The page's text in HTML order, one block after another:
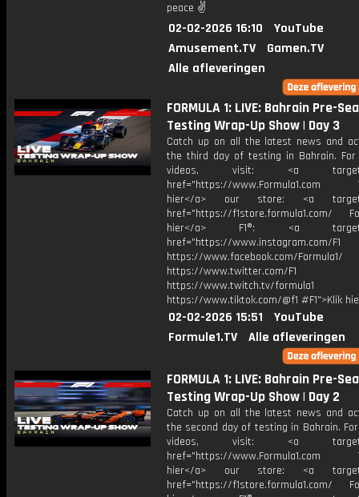
peace ✌
02-02-2026 16:10
YouTube
Amusement.TV
Gamen.TV
Alle afleveringen
FORMULA 1: LIVE: Bahrain Pre-
Testing Wrap-Up Show | Day 3
Catch up on all the latest news and
the third day of testing in Bahrain. For
videos, visit: <a
href="https://www.Formula1.com
hier</a> our store: <a
href="https://f1store.formula1.com/
hier</a> F1®: <a
href="https://www.instagram.com/F1
https://www.facebook.com/Formula1/
https://www.twitter.com/F1
https://www.twitch.tv/formula1
https://www.tiktok.com/@f1 #F1">Klik
02-02-2026 15:51
YouTube
Formule1.TV
Alle afleveringen
FORMULA 1: LIVE: Bahrain Pre-
Testing Wrap-Up Show | Day 2
Catch up on all the latest news and
the second day of testing in Bahrain. For
videos, visit: <a
href="https://www.Formula1.com
hier</a> our store: <a
href="https://f1store.formula1.com/